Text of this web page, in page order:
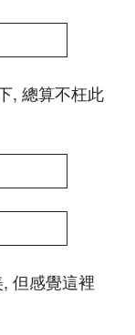
, 總算不枉此
但感覺這裡